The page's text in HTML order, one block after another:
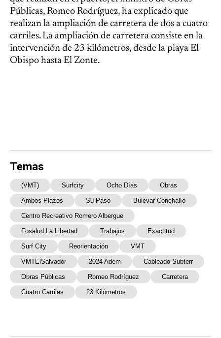
Públicas, Romeo Rodríguez, ha explicado que
realizan la ampliación de carretera de dos a cuatro
carriles. La ampliación de carretera consiste en la
intervención de 23 kilómetros, desde la playa El
Obispo hasta El Zonte.
Temas
(VMT) Surfcity Ocho Días Obras
Ambos Plazos Su Paso Bulevar Conchalío
Centro Recreativo Romero Albergue
Fosalud La Libertad Trabajos Exactitud
Surf City Reorientación VMT
VMTElSalvador 2024 Adem Cableado Subterr
Obras Públicas Romeo Rodríguez Carretera
Cuatro Carriles 23 Kilómetros